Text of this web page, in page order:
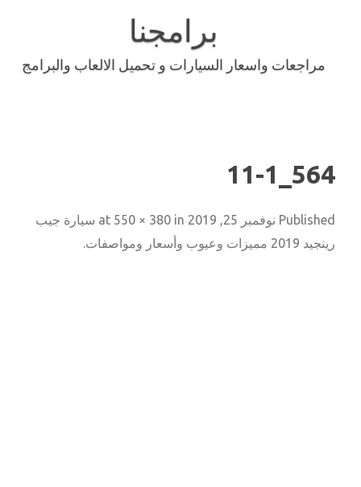
برامجنا
مراجعات واسعار السيارات و تحميل الالعاب والبرامج
564_11-1
Published نوفمبر 25, 2019 550 × 380 in
سيارة جيب
رينجيد 2019 مميزات وعيوب وأسعار ومواصفات
.